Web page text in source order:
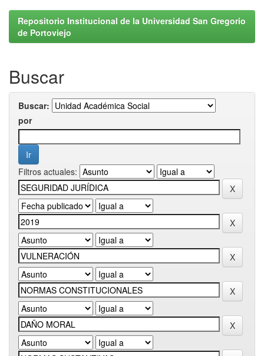
Repositorio Institucional de la Universidad San Gregorio
de Portoviejo
Buscar
Buscar:
por
Filtros actuales: